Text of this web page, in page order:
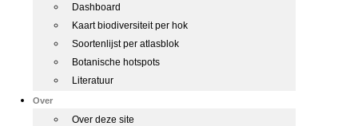
Dashboard
Kaart biodiversiteit per hok
Soortenlijst per atlasblok
Botanische hotspots
Literatuur
Over
Over deze site